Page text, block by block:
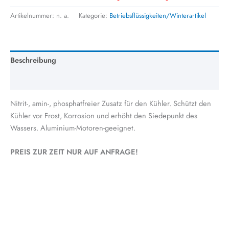
Artikelnummer: n. a. Kategorie: Betriebsflüssigkeiten/Winterartikel
Beschreibung
Nitrit-, amin-, phosphatfreier Zusatz für den Kühler. Schützt den
Kühler vor Frost, Korrosion und erhöht den Siedepunkt des
Wassers. Aluminium-Motoren-geeignet.
PREIS ZUR ZEIT NUR AUF ANFRAGE!